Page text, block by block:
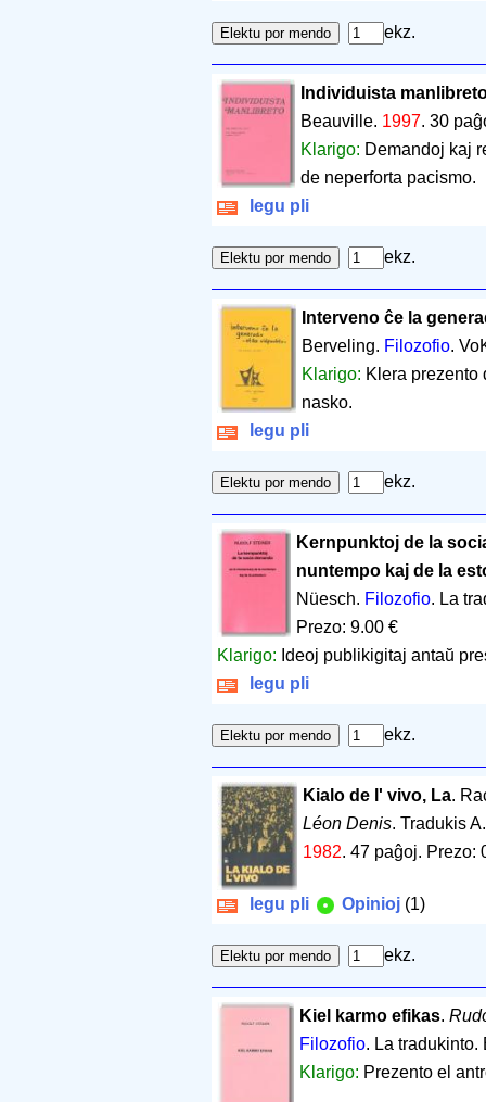
ekz.
Individuista
Beauville. 1997. 30
Klarigo: Demandoj kaj
de neperforta pacismo.
legu pli
ekz.
Interveno ĉe la
Berveling. Filozofio.
Klarigo: Klera prezento
nasko.
legu pli
ekz.
Kernpunktoj de la
nuntempo kaj de la
Nüesch. Filozofio. La
Prezo: 9.00 €
Klarigo: Ideoj publikigitaj antaŭ
legu pli
ekz.
Kialo de l' vivo, La.
Léon Denis. Tradukis
1982. 47 paĝoj. Prezo:
legu pli Opinioj (1)
ekz.
Kiel karmo efikas.
Filozofio. La tradukinto.
Klarigo: Prezento el